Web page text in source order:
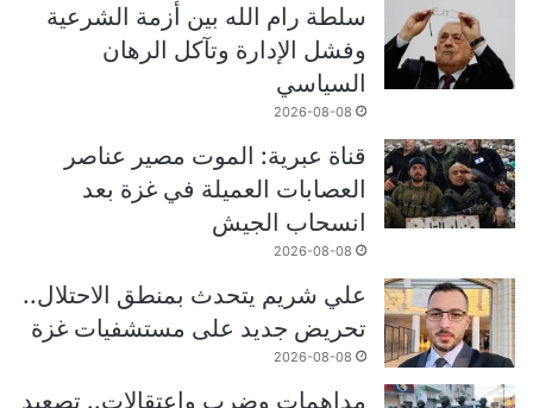
سلطة رام الله بين أزمة الشرعية
وفشل الإدارة وتآكل الرهان
السياسي
2026-08-08
قناة عبرية: الموت مصير عناصر
العصابات العميلة في غزة بعد
انسحاب الجيش
2026-08-08
علي شريم يتحدث بمنطق الاحتلال..
تحريض جديد على مستشفيات غزة
2026-08-08
مداهمات وضرب واعتقالات.. تصعيد